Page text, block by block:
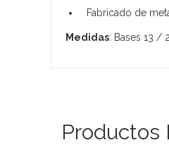
Fabricado de
Medidas: Bases 13 /
Productos